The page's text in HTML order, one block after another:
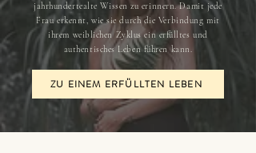
jahrhundertealte Wissen zu erinnern. Damit jede
Frau erkennt, wie sie durch die Verbindung mit
ihrem weiblichen Zyklus ein erfülltes und
authentisches Leben führen kann.
ZU EINEM ERFÜLLTEN LEBEN